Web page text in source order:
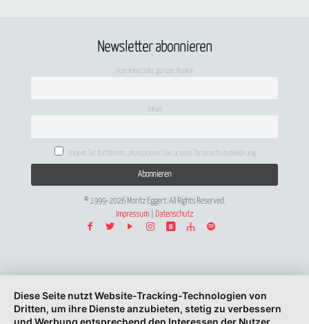
Newsletter abonnieren
Vorname oder ganzer Name
Email
Indem Sie fortfahren, akzeptieren Sie unsere Datenschutzerklärung.
© 1999-2026 Moritz Eggert. All Rights Reserved.
Impressum
Datenschutz
Diese Seite nutzt Website-Tracking-Technologien von
Dritten, um ihre Dienste anzubieten, stetig zu verbessern
und Werbung entsprechend den Interessen der Nutzer